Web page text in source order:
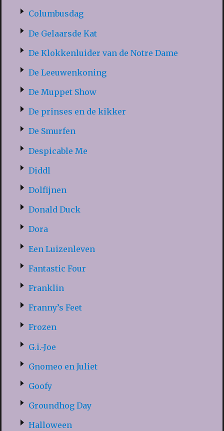
Columbusdag
De Gelaarsde Kat
De Klokkenluider van de Notre Dame
De Leeuwenkoning
De Muppet Show
De prinses en de kikker
De Smurfen
Despicable Me
Diddl
Dolfijnen
Donald Duck
Dora
Een Luizenleven
Fantastic Four
Franklin
Franny’s Feet
Frozen
G.i.-Joe
Gnomeo en Juliet
Goofy
Groundhog Day
Halloween